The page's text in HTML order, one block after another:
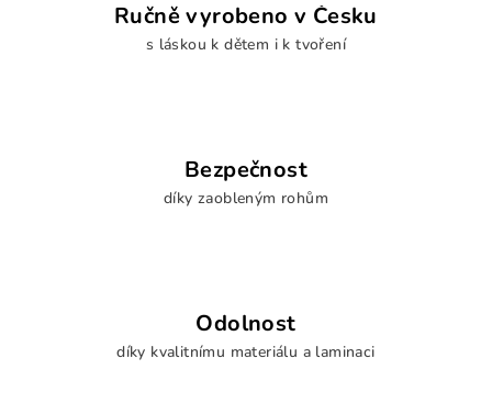
k
y
s
u
Ručně vyrobeno v Česku
s láskou k dětem i k tvoření
Bezpečnost
díky zaobleným rohům
Odolnost
díky kvalitnímu materiálu a laminaci